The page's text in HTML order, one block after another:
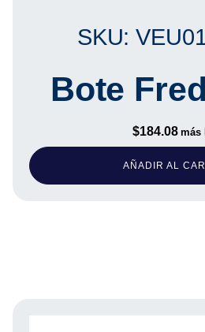
SKU:
Bote
$184.08 más
AÑADIR AL